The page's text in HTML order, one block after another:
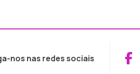
nos nas redes sociais